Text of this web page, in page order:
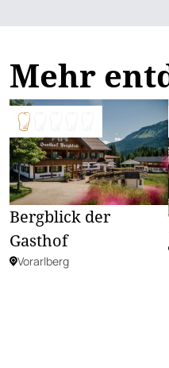
Mehr
Bergblick der
Gasthof
Vorarlberg